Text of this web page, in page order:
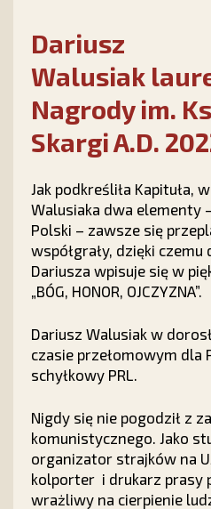
Dariusz
Walusiak
Nagrody im.
Skargi A.D.
Jak podkreśliła Kapituła,
Walusiaka dwa elementy
Polski – zawsze się
współgrały, dzięki
Dariusza wpisuje się w
„BÓG, HONOR, OJCZYZNA”.
Dariusz Walusiak w
czasie przełomowym dla
schyłkowy PRL.
Nigdy się nie pogodził z
komunistycznego. Jako
organizator strajków na
kolporter i drukarz prasy
wrażliwy na cierpienie